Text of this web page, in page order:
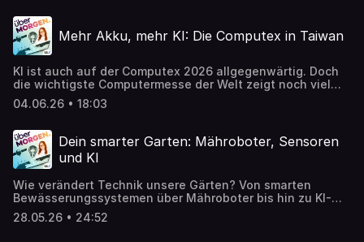
über die technische Infrastruktur hinter der WM. Wie
entsteht aus einem Tor innerhalb von Sekunden Content
für TV, Social Media und Millionen Smartphones? Welche
wie könnte die WM 2030 aussehen? Ein Blick hinter die
Kulissen der technologischsten WM aller Zeiten.
Mehr Akku, mehr KI: Die Computex in Taiwan
KI ist auch auf der Computex 2026 allgegenwärtig. Doch
die wichtigste Computermesse der Welt zeigt noch viel
mehr: neue Notebook-Prozessoren, besonders günstige
Laptops, reparierbare Computer, Gaming-Handhelds und
war vor Ort in Taipeh und berichtet von den spannendsten
Technik-Trends, die schon bald auf unseren
Schreibtischen landen könnten.
04.06.26 • 18:03
Dein smarter Garten: Mähroboter, Sensoren
und KI
Wie verändert Technik unsere Gärten? Von smarten
Bewässerungssystemen über Mähroboter bis hin zu KI-
gestützten Gartenhelfern gibt es alles. Wir schauen uns
an, welche Technologien wirklich sinnvoll sind, wo sie
28.05.26 • 24:52